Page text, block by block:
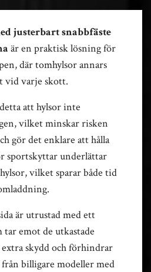
justerbart snabbfäste
är en praktisk lösning för
där tomhylsor annars
vid varje skott.
att hylsor inte
vilket minskar risken
gör det enklare att hålla
sportskyttar underlättar
vilket sparar både tid
är utrustad med ett
emot de utkastade
skydd och förhindrar
billigare modeller med